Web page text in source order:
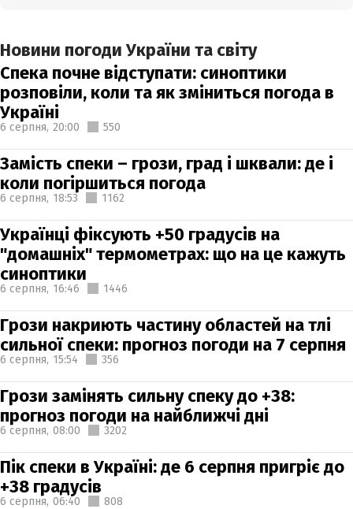
Новини погоди України та світу
Спека почне відступати: синоптики
розповіли, коли та як зміниться погода в
Україні
6 серпня, 20:00 550
Замість спеки – грози, град і шквали: де і
коли погіршиться погода
6 серпня, 18:53 1162
Українці фіксують +50 градусів на
"домашніх" термометрах: що на це кажуть
синоптики
6 серпня, 16:46 1446
Грози накриють частину областей на тлі
сильної спеки: прогноз погоди на 7 серпня
6 серпня, 15:54 356
Грози замінять сильну спеку до +38:
прогноз погоди на найближчі дні
6 серпня, 08:00 3202
Пік спеки в Україні: де 6 серпня пригріє до
+38 градусів
6 серпня, 06:40 808